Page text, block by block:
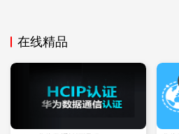
职业资格网” 通知），5 月下旬考试
（二）华为认证网工： 全年可预约
华为认证网络工程师（HCIA/
在线精品